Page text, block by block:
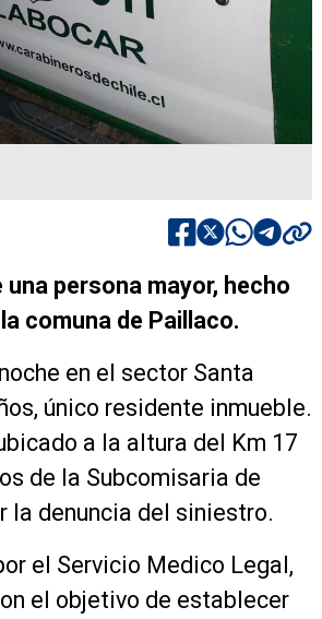
persona mayor, hecho
comuna de Paillaco.
en el sector Santa
único residente inmueble.
a la altura del Km 17
de la Subcomisaria de
la denuncia del siniestro.
el Servicio Medico Legal,
el objetivo de establecer